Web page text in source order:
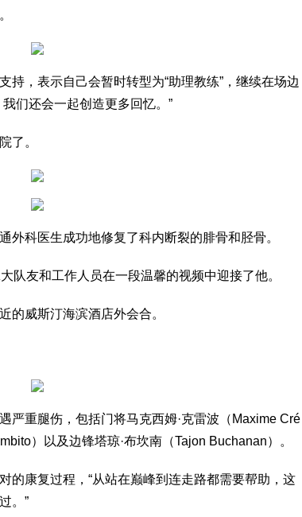
持，表示自己会暂时转型为“助理教练”，继续在场边
们还会一起创造更多回忆。”
了。
外科医生成功地修复了科内断裂的腓骨和胫骨。
队友和工作人员在一段温馨的视频中迎接了他。
的威斯汀海滨酒店外会合。
严重腿伤，包括门将马克西姆·克雷波（Maxime Cré
）以及边锋塔琼·布坎南（Tajon Buchanan）。
的康复过程，“从站在巅峰到连走路都需要帮助，这
。”